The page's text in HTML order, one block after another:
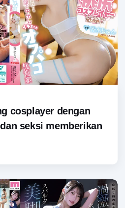
cosplayer dengan
seksi memberikan